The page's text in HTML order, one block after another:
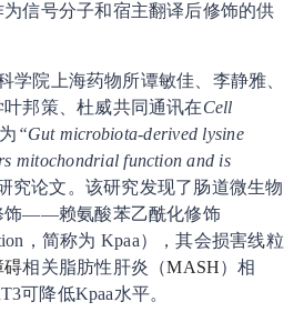
信号分子和宿主翻译后修饰的供
学院上海药物所谭敏佳、李静雅、
邦策、杜威共同通讯在Cell
“Gut microbiota-derived lysine
mitochondrial function and is
究论文。该研究发现了肠道微生物
饰——赖氨酸苯乙酰化修饰
，简称为 Kpaa），其会损害线粒
碍相关脂肪性肝炎（MASH）相
可降低Kpaa水平。